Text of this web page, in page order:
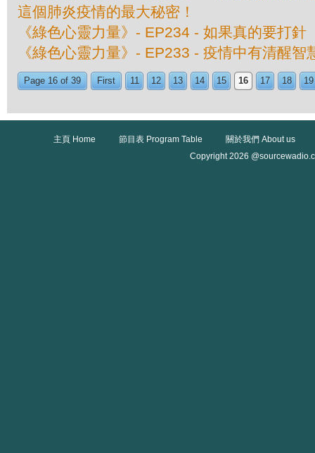
這個肺炎疫情的最大秘密！
《綠色心靈力量》- EP234 - 如果真的要打針
《綠色心靈力量》- EP233 - 疫情中有清醒智
Page 16 of 39 First 11 12 13 14 15 16 17 18 19
主頁 Home 節目表 Program Table
關於我們 About us
Copyright 2026